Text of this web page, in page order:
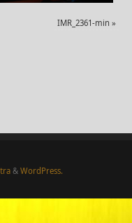
IMR_2361-min »
& WordPress.